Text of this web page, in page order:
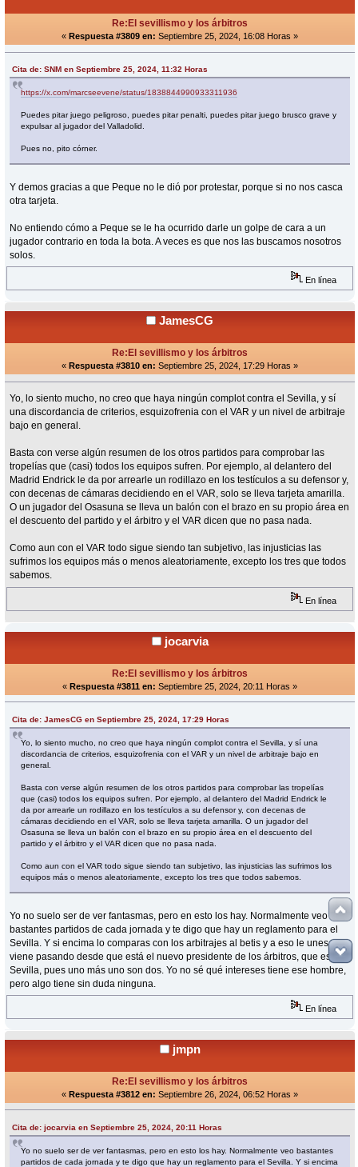
Re:El sevillismo y los árbitros
« Respuesta #3809 en: Septiembre 25, 2024, 16:08 Horas »
Cita de: SNM en Septiembre 25, 2024, 11:32 Horas
https://x.com/marcseevene/status/1838844990933311936
Puedes pitar juego peligroso, puedes pitar penalti, puedes pitar juego brusco grave y
expulsar al jugador del Valladolid.
Pues no, pito córner.
Y demos gracias a que Peque no le dió por protestar, porque si no nos casca
otra tarjeta.
No entiendo cómo a Peque se le ha ocurrido darle un golpe de cara a un
jugador contrario en toda la bota. A veces es que nos las buscamos nosotros
solos.
En línea
JamesCG
Re:El sevillismo y los árbitros
« Respuesta #3810 en: Septiembre 25, 2024, 17:29 Horas »
Yo, lo siento mucho, no creo que haya ningún complot contra el Sevilla, y sí
una discordancia de criterios, esquizofrenia con el VAR y un nivel de arbitraje
bajo en general.
Basta con verse algún resumen de los otros partidos para comprobar las
tropelías que (casi) todos los equipos sufren. Por ejemplo, al delantero del
Madrid Endrick le da por arrearle un rodillazo en los testículos a su defensor y,
con decenas de cámaras decidiendo en el VAR, solo se lleva tarjeta amarilla.
O un jugador del Osasuna se lleva un balón con el brazo en su propio área en
el descuento del partido y el árbitro y el VAR dicen que no pasa nada.
Como aun con el VAR todo sigue siendo tan subjetivo, las injusticias las
sufrimos los equipos más o menos aleatoriamente, excepto los tres que todos
sabemos.
En línea
jocarvia
Re:El sevillismo y los árbitros
« Respuesta #3811 en: Septiembre 25, 2024, 20:11 Horas »
Cita de: JamesCG en Septiembre 25, 2024, 17:29 Horas
Yo, lo siento mucho, no creo que haya ningún complot contra el Sevilla, y sí una
discordancia de criterios, esquizofrenia con el VAR y un nivel de arbitraje bajo en
general.
Basta con verse algún resumen de los otros partidos para comprobar las tropelías
que (casi) todos los equipos sufren. Por ejemplo, al delantero del Madrid Endrick le
da por arrearle un rodillazo en los testículos a su defensor y, con decenas de
cámaras decidiendo en el VAR, solo se lleva tarjeta amarilla. O un jugador del
Osasuna se lleva un balón con el brazo en su propio área en el descuento del
partido y el árbitro y el VAR dicen que no pasa nada.
Como aun con el VAR todo sigue siendo tan subjetivo, las injusticias las sufrimos los
equipos más o menos aleatoriamente, excepto los tres que todos sabemos.
Yo no suelo ser de ver fantasmas, pero en esto los hay. Normalmente veo
bastantes partidos de cada jornada y te digo que hay un reglamento para el
Sevilla. Y si encima lo comparas con los arbitrajes al betis y a eso le unes que
viene pasando desde que está el nuevo presidente de los árbitros, que es de
Sevilla, pues uno más uno son dos. Yo no sé qué intereses tiene ese hombre,
pero algo tiene sin duda ninguna.
En línea
jmpn
Re:El sevillismo y los árbitros
« Respuesta #3812 en: Septiembre 26, 2024, 06:52 Horas »
Cita de: jocarvia en Septiembre 25, 2024, 20:11 Horas
Yo no suelo ser de ver fantasmas, pero en esto los hay. Normalmente veo bastantes
partidos de cada jornada y te digo que hay un reglamento para el Sevilla. Y si encima